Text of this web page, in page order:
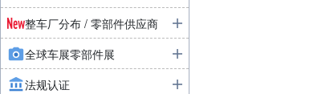
整车厂分布 / 零部件供应商
全球车展零部件展
法规认证